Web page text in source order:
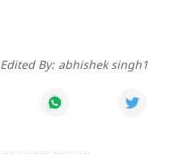
Edited By: abhishek singh1